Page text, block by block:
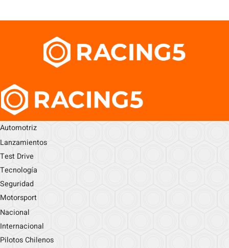
Automotriz
Lanzamientos
Test Drive
Tecnología
Seguridad
Motorsport
Nacional
Internacional
Pilotos Chilenos